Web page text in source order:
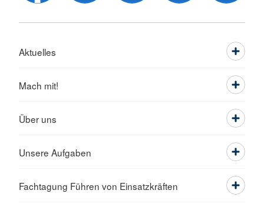
Aktuelles
Mach mit!
Über uns
Unsere Aufgaben
Fachtagung Führen von Einsatzkräften